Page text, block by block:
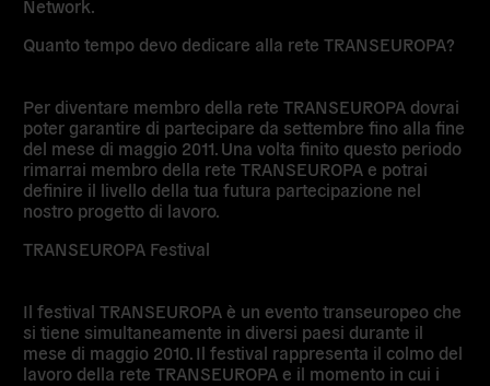
Network.
Quanto tempo devo dedicare alla rete TRANSEUROPA?
Per diventare membro della rete TRANSEUROPA dovrai
poter garantire di partecipare da settembre fino alla fine
del mese di maggio 2011. Una volta finito questo periodo
rimarrai membro della rete TRANSEUROPA e potrai
definire il livello della tua futura partecipazione nel
nostro progetto di lavoro.
TRANSEUROPA Festival
Il festival TRANSEUROPA è un evento transeuropeo che
si tiene simultaneamente in diversi paesi durante il
mese di maggio 2010. Il festival rappresenta il colmo del
lavoro della rete TRANSEUROPA e il momento in cui i